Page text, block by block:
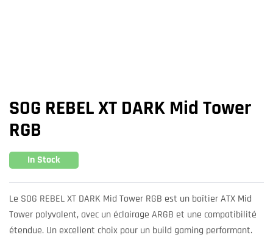
SOG REBEL XT DARK Mid Tower
RGB
In Stock
Le SOG REBEL XT DARK Mid Tower RGB est un boîtier ATX Mid
Tower polyvalent, avec un éclairage ARGB et une compatibilité
étendue. Un excellent choix pour un build gaming performant.